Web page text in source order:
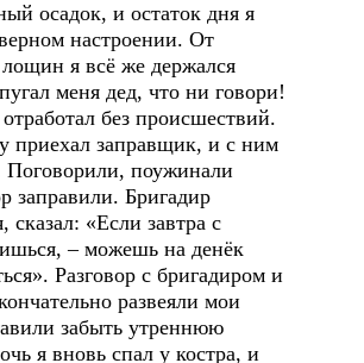
осадок, и остаток дня я
настроении. От
я всё же держался
меня дед, что ни говори!
без происшествий.
приехал заправщик, и с ним
Поговорили, поужинали
заправили. Бригадир
сказал: «Если завтра с
– можешь на денёк
Разговор с бригадиром и
развеяли мои
забыть утреннюю
я вновь спал у костра, и